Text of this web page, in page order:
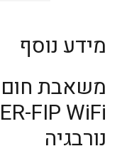
מידע נוסף
FIP WiFi
נורבגיה